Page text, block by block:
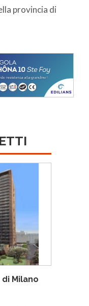
provincia di
Milano